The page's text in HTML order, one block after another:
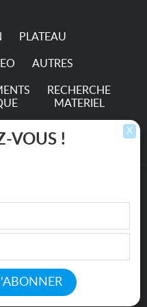
PLATEAU
AUTRES
RECHERCHE
MATERIEL
| Partenaires|
X
VOUS !